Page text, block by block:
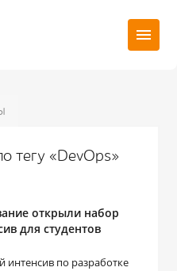
тегу «DevOps»
открыли набор
для студентов
по разработке